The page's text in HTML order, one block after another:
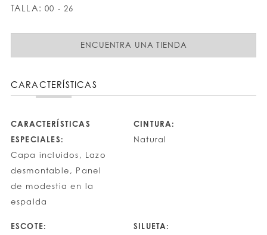
TALLA: 00 - 26
ENCUENTRA UNA TIENDA
CARACTERÍSTICAS
CARACTERÍSTICAS
ESPECIALES:
Capa incluidos, Lazo
desmontable, Panel
de modestia en la
espalda
CINTURA:
Natural
ESCOTE:
SILUETA: